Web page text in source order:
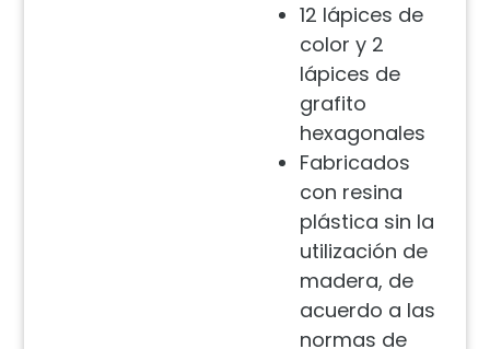
12 lápices de
color y 2
lápices de
grafito
hexagonales
Fabricados
con resina
plástica sin la
utilización de
madera, de
acuerdo a las
normas de